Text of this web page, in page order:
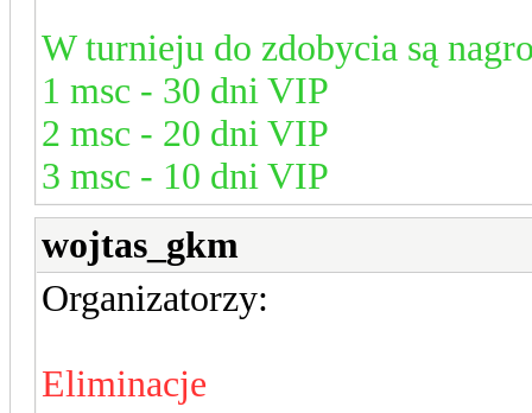
W turnieju do zdobycia są
1 msc - 30 dni VIP
2 msc - 20 dni VIP
3 msc - 10 dni VIP
wojtas_gkm
Organizatorzy:
Eliminacje